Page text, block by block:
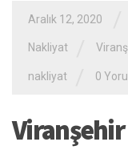
Aralık 12, 2020
Nakliyat
nakliyat 0